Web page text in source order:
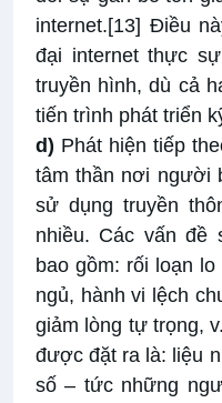
internet.[13] Điều
đại internet thực
truyền hình, dù cả
tiến trình phát triển
d) Phát hiện tiếp
tâm thần nơi người
sử dụng truyền
nhiều. Các vấn đề
bao gồm: rối loạn
ngủ, hành vi lệch
giảm lòng tự trọng,
được đặt ra là: liệu
số – tức những